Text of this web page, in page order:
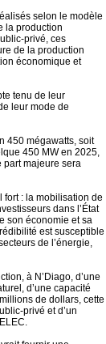
selon le modèle
la production
privé, ces
de la production
économique et
tenu de leur
leur mode de
450 mégawatts, soit
450 MW en 2025,
part majeure sera
fort : la mobilisation de
dans l’État
son économie et sa
est susceptible
de l’énergie,
à N’Diago, d’une
d’une capacité
de dollars, cette
privé et d’un